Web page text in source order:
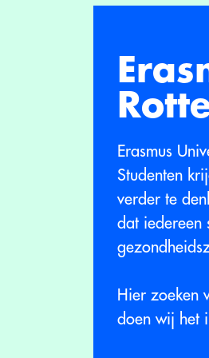
Erasmus
Studenten
verder te
dat iedereen
Hier zoeken
doen wij het